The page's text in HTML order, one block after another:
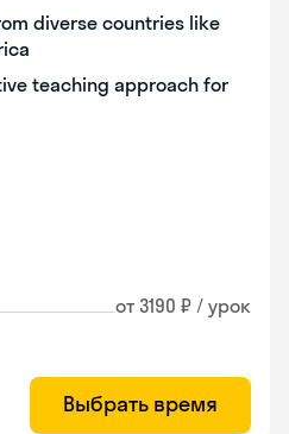
diverse countries like
teaching approach for
от 3190 ₽ / урок
Выбрать время